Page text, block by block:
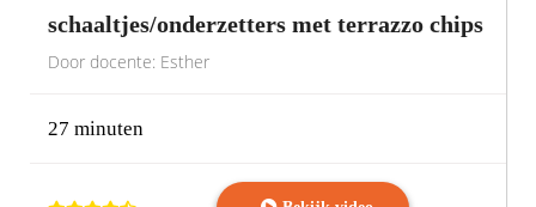
schaaltjes/onderzetters met terrazzo chips
Door docente: Esther
27 minuten